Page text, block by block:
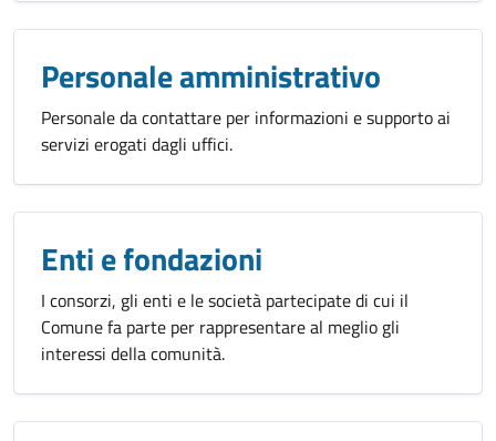
Personale amministrativo
Personale da contattare per informazioni e supporto ai
servizi erogati dagli uffici.
Enti e fondazioni
I consorzi, gli enti e le società partecipate di cui il
Comune fa parte per rappresentare al meglio gli
interessi della comunità.